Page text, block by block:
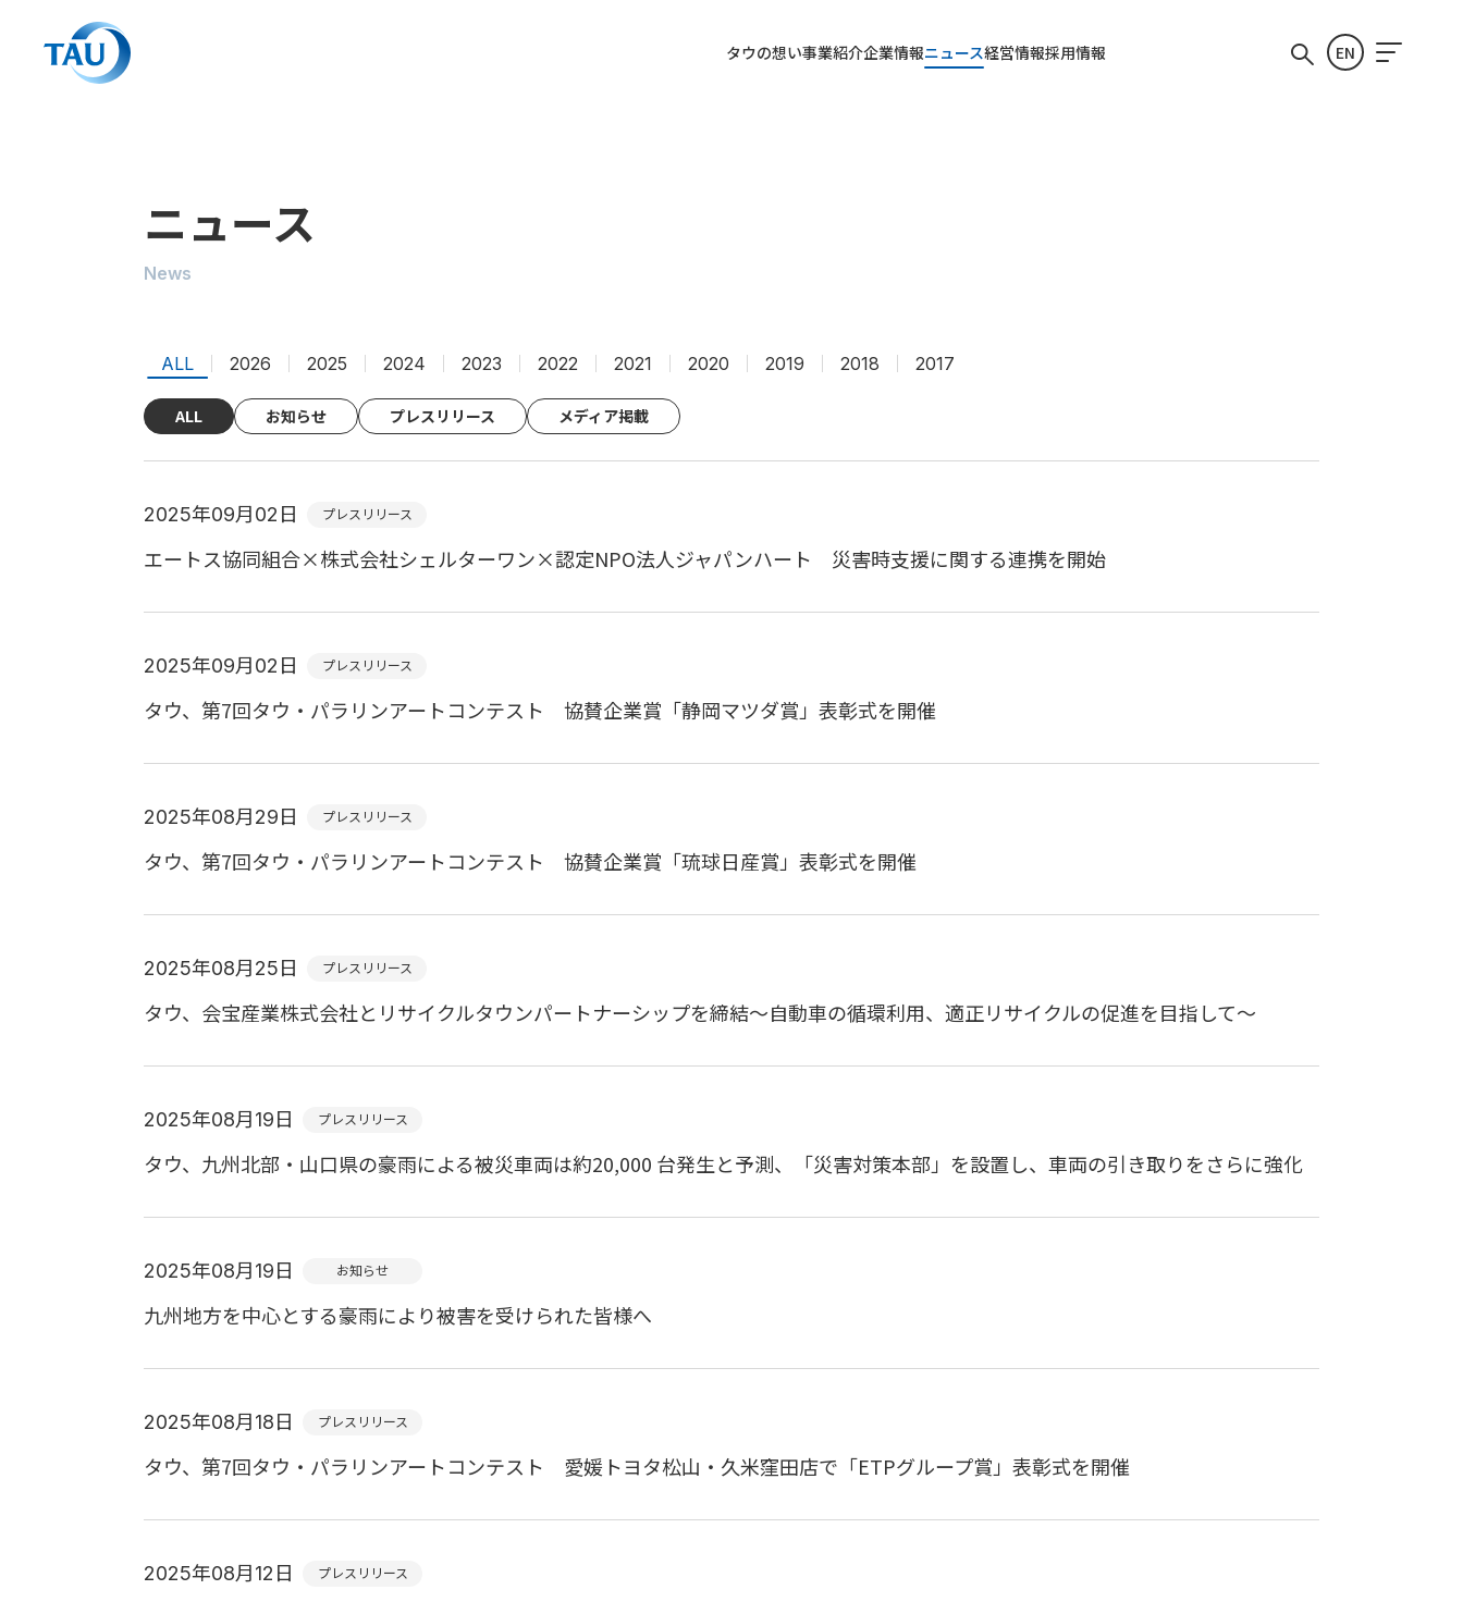
タウの想い事業紹介企業情報ニュース経営情報採用情報 EN
ニュース
News
ALL 2026 2025 2024 2023 2022 2021 2020 2019 2018 2017
ALL お知らせ プレスリリース メディア掲載
2025年09月02日 プレスリリース
エートス協同組合×株式会社シェルターワン×認定NPO法人ジャパンハート 災害時支援に関する連携を開始
2025年09月02日 プレスリリース
タウ、第7回タウ・パラリンアートコンテスト 協賛企業賞「静岡マツダ賞」表彰式を開催
2025年08月29日 プレスリリース
タウ、第7回タウ・パラリンアートコンテスト 協賛企業賞「琉球日産賞」表彰式を開催
2025年08月25日 プレスリリース
タウ、会宝産業株式会社とリサイクルタウンパートナーシップを締結～自動車の循環利用、適正リサイクルの促進を目指して～
2025年08月19日 プレスリリース
タウ、九州北部・山口県の豪雨による被災車両は約20,000 台発生と予測、「災害対策本部」を設置し、車両の引き取りをさらに強化
2025年08月19日 お知らせ
九州地方を中心とする豪雨により被害を受けられた皆様へ
2025年08月18日 プレスリリース
タウ、第7回タウ・パラリンアートコンテスト 愛媛トヨタ松山・久米窪田店で「ETPグループ賞」表彰式を開催
2025年08月12日 プレスリリース